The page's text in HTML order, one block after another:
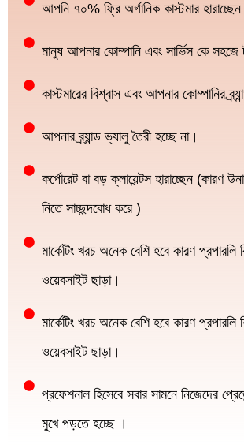
আপনি ৭০% ফ্রি অর্গানিক কাস্টমার
মানুষ আপনার কোম্পানি এবং সার্ভিস কে সহজে
কাস্টমারের বিশ্বাস এবং আপনার কোম্পানির
আপনার ব্র্যান্ড ভ্যালু তৈরী হচ্ছে না।
কর্পোরেট বা বড় ক্লায়েন্টস হারাচ্ছেন (কারণ
নিতে সাচ্ছন্দবোধ করে )
মার্কেটিং খরচ অনেক বেশি হবে কারণ প্রপারলি
ওয়েবসাইট ছাড়া।
মার্কেটিং খরচ অনেক বেশি হবে কারণ প্রপারলি
ওয়েবসাইট ছাড়া।
প্রফেশনাল হিসেবে সবার সামনে নিজেদের
মুখে পড়তে হচ্ছে ।